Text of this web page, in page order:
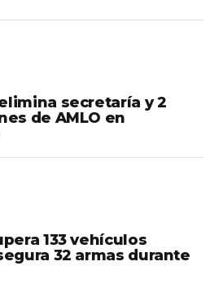
secretaría y 2
de AMLO en
133 vehículos
32 armas durante